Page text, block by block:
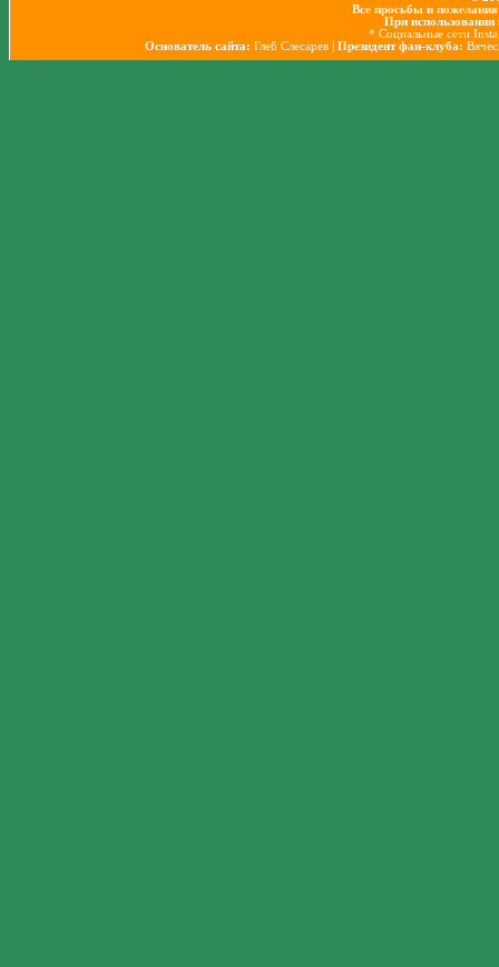
Все просьбы и
При использовании
* Социальные сети
Основатель сайта: Глеб Слесарев | Президент фан-клуба: